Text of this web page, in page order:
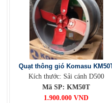
Quạt thông gió Komasu
Kích thước: Sải cánh D500
Mã SP: KM50T
1.900.000 VND